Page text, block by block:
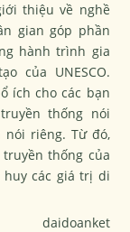
thiệu về nghề
gian góp phần
hành trình gia
của UNESCO.
ích cho các bạn
thống nói
nói riêng. Từ đó,
thống của
huy các giá trị di
daidoanket